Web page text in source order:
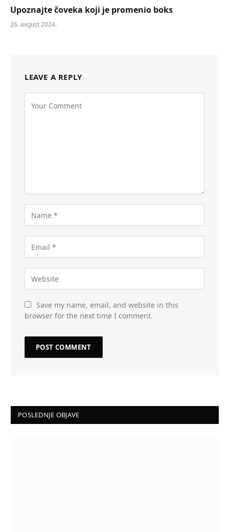
Upoznajte čoveka koji je promenio boks
26. avgust 2024.
LEAVE A REPLY
Save my name, email, and website in this
browser for the next time I comment.
POSLEDNJE OBJAVE